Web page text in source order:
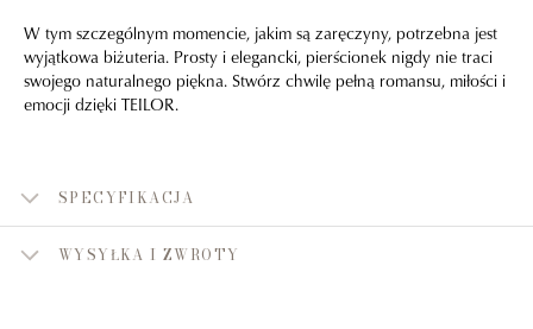
W tym szczególnym momencie, jakim są zaręczyny, potrzebna jest
wyjątkowa biżuteria. Prosty i elegancki, pierścionek nigdy nie traci
swojego naturalnego piękna. Stwórz chwilę pełną romansu, miłości i
emocji dzięki TEILOR.
SPECYFIKACJA
WYSYŁKA I ZWROTY